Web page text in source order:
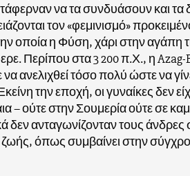
να τα συνδυάσουν και τα
τον «φεμινισμό»
οποία η Φύση, χάρι στην αγάπη
Περίπου στα 3 200 π.Χ., η Azag-
ανελιχθεί τόσο πολύ ώστε να
την εποχή, οι γυναίκες δεν
– ούτε στην Σουμερία ούτε σε
δεν ανταγωνίζονταν τους άνδρες
όπως συμβαίνει στην